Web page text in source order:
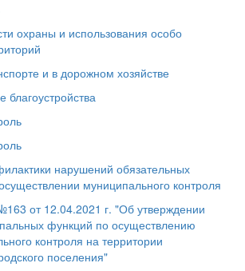
охраны и использования особо
и в дорожном хозяйстве
благоустройства
нарушений обязательных
муниципального контроля
от 12.04.2021 г. "Об утверждении
функций по осуществлению
контроля на территории
поселения"